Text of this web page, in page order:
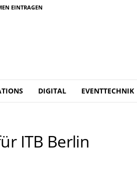
EINTRAGEN
DIGITAL EVENTTECHNIK
ITB Berlin